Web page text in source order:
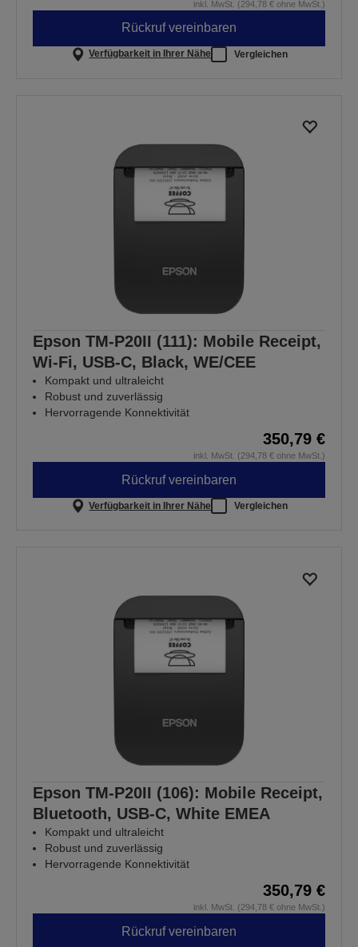
inkl. MwSt. (294,78 € ohne MwSt.)
Rückruf vereinbaren
Verfügbarkeit in Ihrer Nähe Vergleichen
Epson TM-P20II (111): Mobile Receipt,
Wi-Fi, USB-C, Black, WE/CEE
Kompakt und ultraleicht
Robust und zuverlässig
Hervorragende Konnektivität
350,79 €
inkl. MwSt. (294,78 € ohne MwSt.)
Rückruf vereinbaren
Verfügbarkeit in Ihrer Nähe Vergleichen
Epson TM-P20II (106): Mobile Receipt,
Bluetooth, USB-C, White EMEA
Kompakt und ultraleicht
Robust und zuverlässig
Hervorragende Konnektivität
350,79 €
inkl. MwSt. (294,78 € ohne MwSt.)
Rückruf vereinbaren